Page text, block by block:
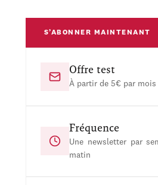
S’ABONNER MAINTENANT
Offre test
À partir de 5€ par mois
Fréquence
Une newsletter par
matin